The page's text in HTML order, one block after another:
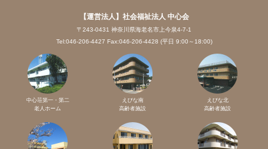
【運営法人】社会福祉法人 中心会
〒243-0431 神奈川県海老名市上今泉4-7-1
Tel:046-206-4427 Fax:046-206-4428 (平日 9:00～18:00)
中心荘第一・第二
老人ホーム
えびな南
高齢者施設
えびな北
高齢者施設